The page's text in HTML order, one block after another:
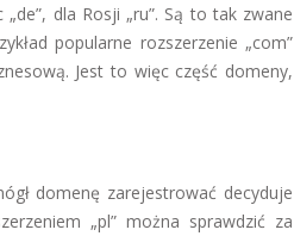
dla Rosji „ru”. Są to tak zwane
popularne rozszerzenie „com”
Jest to więc część domeny,
domenę zarejestrować decyduje
„pl” można sprawdzić za